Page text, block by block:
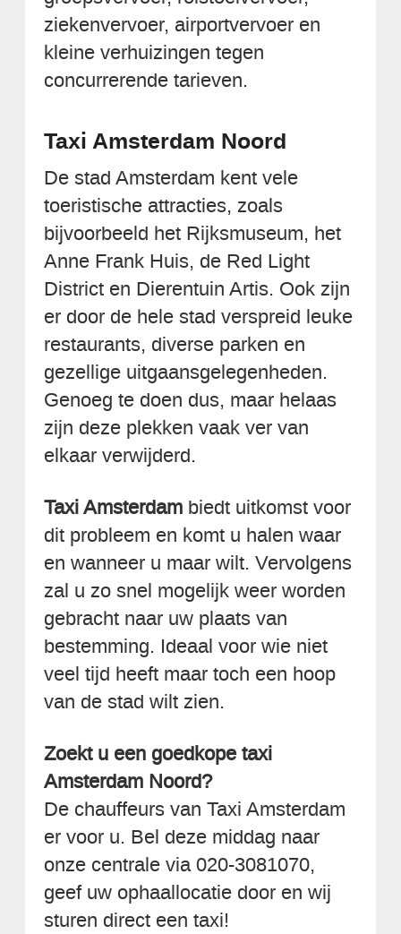
ziekenvervoer, airportvervoer en
kleine verhuizingen tegen
concurrerende tarieven.
Taxi Amsterdam Noord
De stad Amsterdam kent vele
toeristische attracties, zoals
bijvoorbeeld het Rijksmuseum, het
Anne Frank Huis, de Red Light
District en Dierentuin Artis. Ook zijn
er door de hele stad verspreid leuke
restaurants, diverse parken en
gezellige uitgaansgelegenheden.
Genoeg te doen dus, maar helaas
zijn deze plekken vaak ver van
elkaar verwijderd.
Taxi Amsterdam biedt uitkomst voor
dit probleem en komt u halen waar
en wanneer u maar wilt. Vervolgens
zal u zo snel mogelijk weer worden
gebracht naar uw plaats van
bestemming. Ideaal voor wie niet
veel tijd heeft maar toch een hoop
van de stad wilt zien.
Zoekt u een goedkope taxi
Amsterdam Noord?
De chauffeurs van Taxi Amsterdam
er voor u. Bel deze middag naar
onze centrale via 020-3081070,
geef uw ophaallocatie door en wij
sturen direct een taxi!